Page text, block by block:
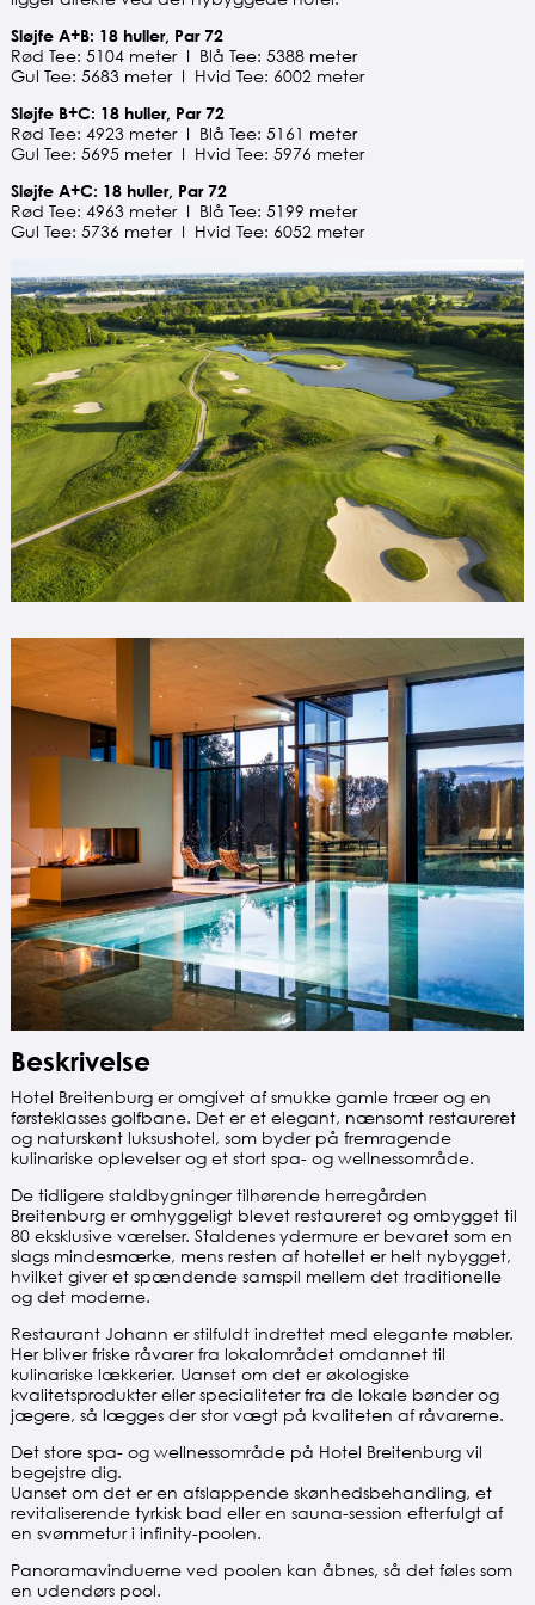
Sløjfe A+B: 18 huller, Par 72
Rød Tee: 5104 meter I Blå Tee: 5388 meter
Gul Tee: 5683 meter I Hvid Tee: 6002 meter
Sløjfe B+C: 18 huller, Par 72
Rød Tee: 4923 meter I Blå Tee: 5161 meter
Gul Tee: 5695 meter I Hvid Tee: 5976 meter
Sløjfe A+C: 18 huller, Par 72
Rød Tee: 4963 meter I Blå Tee: 5199 meter
Gul Tee: 5736 meter I Hvid Tee: 6052 meter
Beskrivelse
Hotel Breitenburg er omgivet af smukke gamle træer og en
førsteklasses golfbane. Det er et elegant, nænsomt restaureret
og naturskønt luksushotel, som byder på fremragende
kulinariske oplevelser og et stort spa- og wellnessområde.
De tidligere staldbygninger tilhørende herregården
Breitenburg er omhyggeligt blevet restaureret og ombygget til
80 eksklusive værelser. Staldenes ydermure er bevaret som en
slags mindesmærke, mens resten af hotellet er helt nybygget,
hvilket giver et spændende samspil mellem det traditionelle
og det moderne.
Restaurant Johann er stilfuldt indrettet med elegante møbler.
Her bliver friske råvarer fra lokalområdet omdannet til
kulinariske lækkerier. Uanset om det er økologiske
kvalitetsprodukter eller specialiteter fra de lokale bønder og
jægere, så lægges der stor vægt på kvaliteten af råvarerne.
Det store spa- og wellnessområde på Hotel Breitenburg vil
begejstre dig.
Uanset om det er en afslappende skønhedsbehandling, et
revitaliserende tyrkisk bad eller en sauna-session efterfulgt af
en svømmetur i infinity-poolen.
Panoramavinduerne ved poolen kan åbnes, så det føles som
en udendørs pool.